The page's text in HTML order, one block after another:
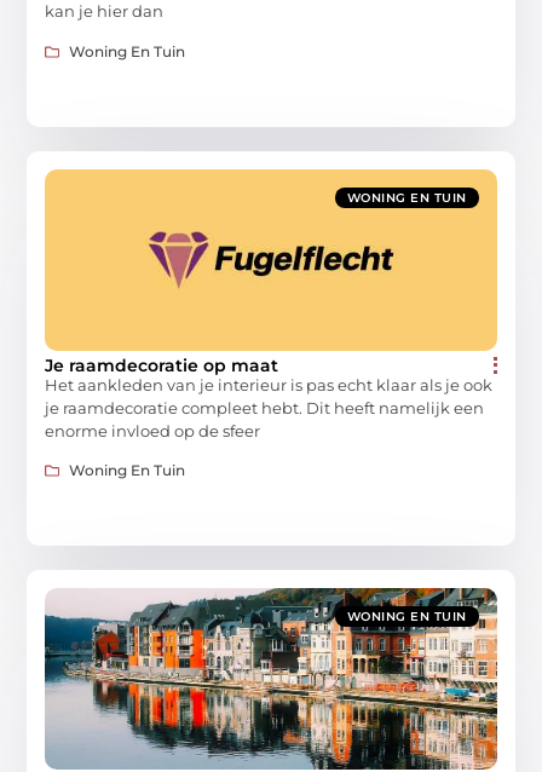
kan je hier dan
Woning En Tuin
WONING EN TUIN
Je raamdecoratie op maat
Het aankleden van je interieur is pas echt klaar als je ook
je raamdecoratie compleet hebt. Dit heeft namelijk een
enorme invloed op de sfeer
Woning En Tuin
WONING EN TUIN